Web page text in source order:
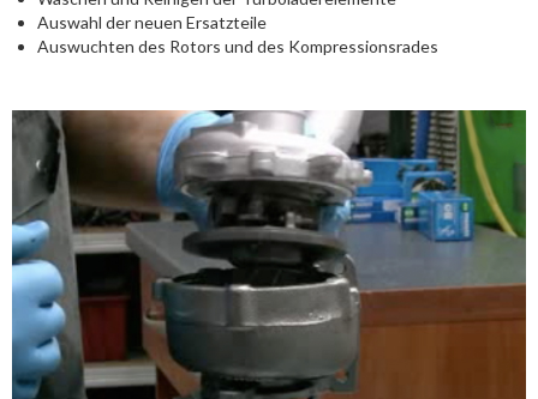
Auswahl der neuen Ersatzteile
Auswuchten des Rotors und des Kompressionsrades